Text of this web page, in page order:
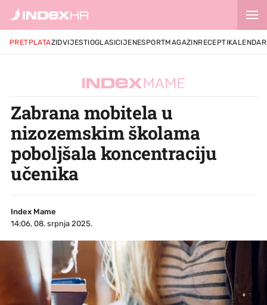
PRETPLATAZIDVIJESTIOGLASICIJENESPORTMAGAZINRECEPTIKALENDAR
Zabrana mobitela u
nizozemskim školama
poboljšala koncentraciju
učenika
Index Mame
14:06, 08. srpnja 2025.